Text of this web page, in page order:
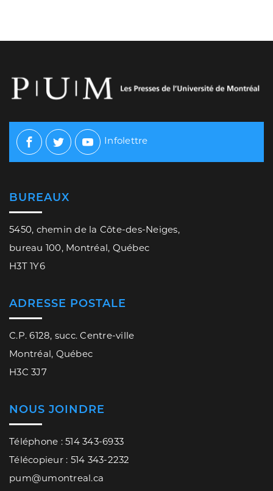
Facebook
TwitterYoutube
Infolettre
BUREAUX
5450, chemin de la Côte-des-Neiges,
bureau 100, Montréal, Québec
H3T 1Y6
ADRESSE POSTALE
C.P. 6128, succ. Centre-ville
Montréal, Québec
H3C 3J7
NOUS JOINDRE
Téléphone : 514 343-6933
Télécopieur : 514 343-2232
pum@umontreal.ca